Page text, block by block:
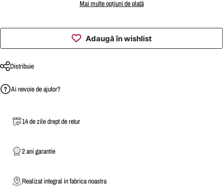
Mai multe opțiuni de plată
Adaugă în wishlist
Distribuie
Ai nevoie de ajutor?
14 de zile drept de retur
2 ani garantie
Realizat integral in fabrica noastra